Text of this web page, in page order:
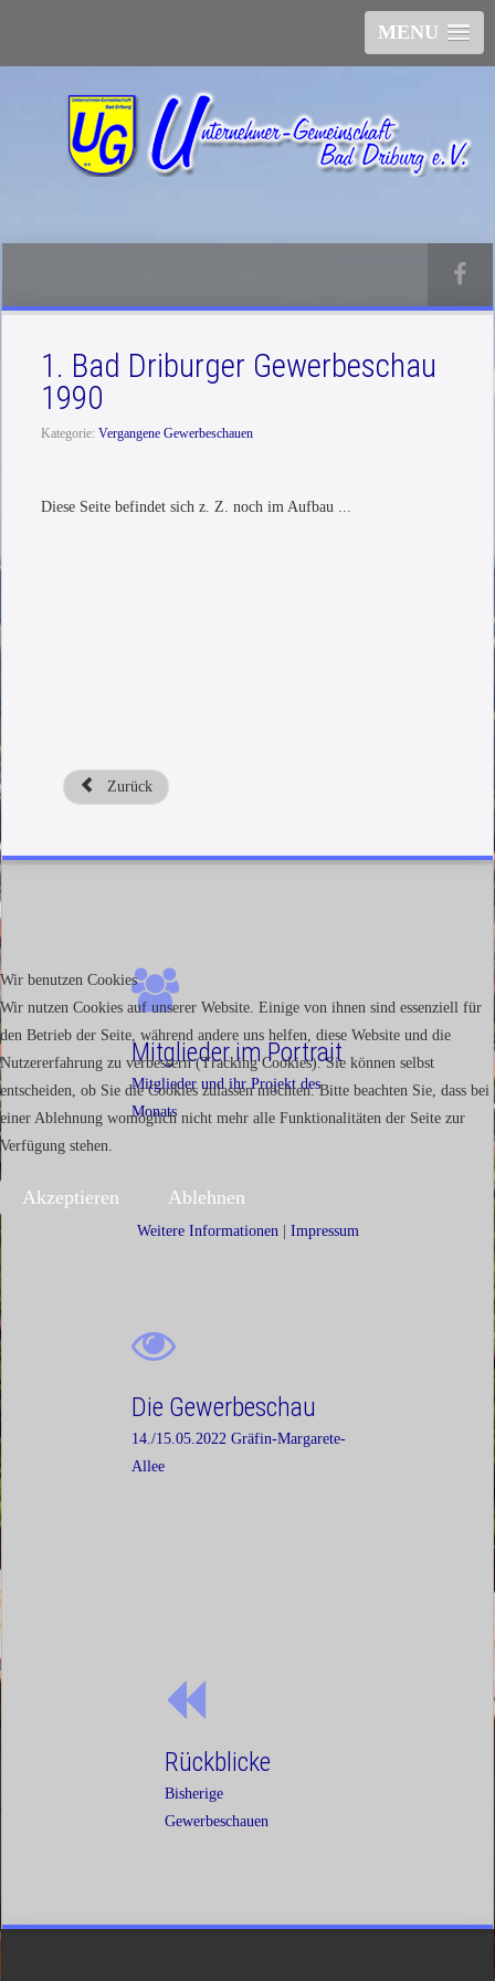
MENU
1. Bad Driburger Gewerbeschau
1990
Kategorie:Vergangene Gewerbeschauen
Diese Seite befindet sich z. Z. noch im Aufbau ...
Zurück
Mitglieder im Portrait
Mitglieder und ihr Projekt des
Monats
Die Gewerbeschau
14./15.05.2022 Gräfin-Margarete-
Allee
Rückblicke
Bisherige
Gewerbeschauen
Wir benutzen Cookies
Wir nutzen Cookies auf unserer Website. Einige von ihnen sind essenziell für
den Betrieb der Seite, während andere uns helfen, diese Website und die
Nutzererfahrung zu verbessern (Tracking Cookies). Sie können selbst
entscheiden, ob Sie die Cookies zulassen möchten. Bitte beachten Sie, dass bei
einer Ablehnung womöglich nicht mehr alle Funktionalitäten der Seite zur
Verfügung stehen.
Akzeptieren Ablehnen
Weitere Informationen | Impressum